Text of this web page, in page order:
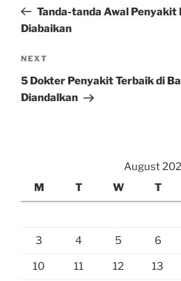
PostTanda-tanda Awal Penyakit
Diabaikan
Next
Post
NEXT
5 Dokter Penyakit Terbaik di
Diandalkan
August
M
T W T
3 4 5 6
10 11 12 13